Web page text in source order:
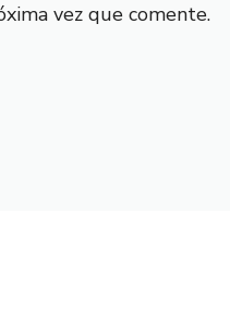
vez que comente.